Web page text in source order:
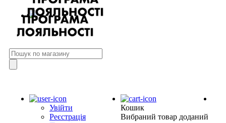
Увійти
Реєстрація
Кошик
Вибраний товар доданий